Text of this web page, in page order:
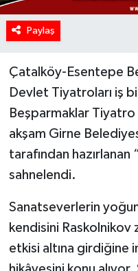
Paylaş
Çatalköy-Esentepe
Devlet Tiyatroları iş
Beşparmaklar Tiyatro
akşam Girne
tarafından hazırlanan
sahnelendi.
Sanatseverlerin
kendisini Raskolnikov
etkisi altına girdiğine